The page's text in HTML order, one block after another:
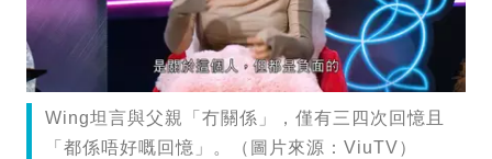
Wing坦言與父親「冇關係」，僅有三四次回憶且
「都係唔好嘅回憶」。（圖片來源：ViuTV）